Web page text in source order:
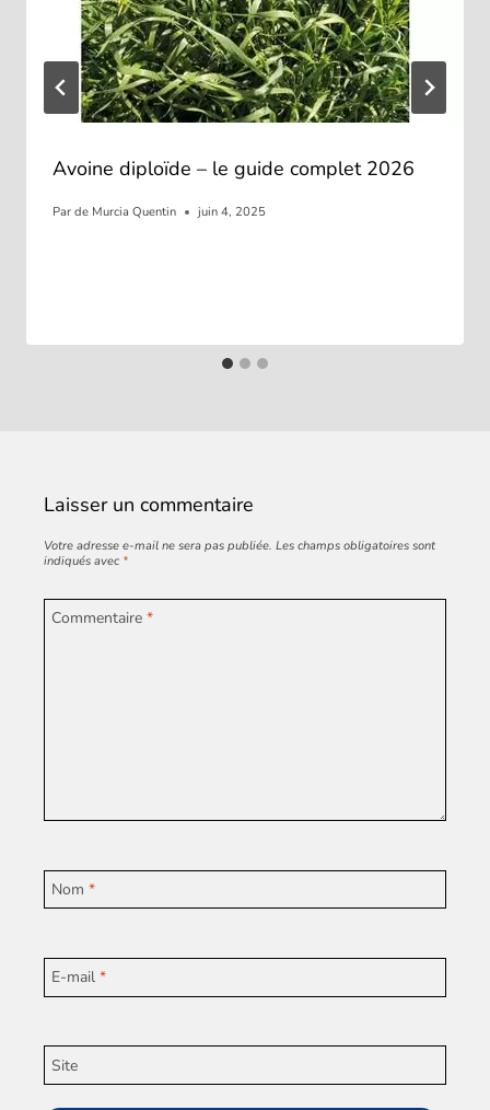
Avoine diploïde – le guide complet 2026
Par de Murcia Quentin juin 4, 2025
Laisser un commentaire
Votre adresse e-mail ne sera pas publiée. Les champs obligatoires sont
indiqués avec *
Commentaire *
Nom *
E-mail *
Site